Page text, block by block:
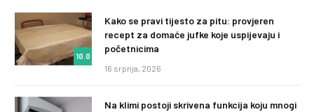
10.0
Kako se pravi tijesto za pitu: provjeren
recept za domaće jufke koje uspijevaju i
početnicima
16 srpnja, 2026
Na klimi postoji skrivena funkcija koju mnogi